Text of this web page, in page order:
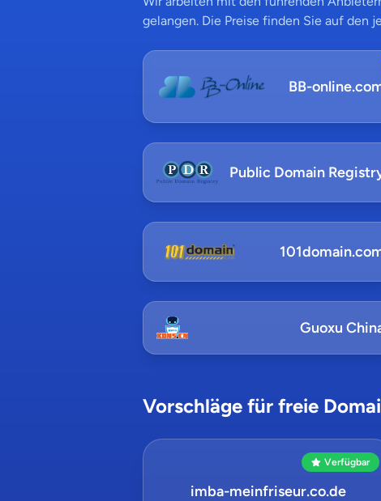
gelangen. Die Preise finden Sie auf den
BB-
Public Domain
Guoxu
Vorschläge für freie
Verfügbar
imba-meinfriseur.co.de